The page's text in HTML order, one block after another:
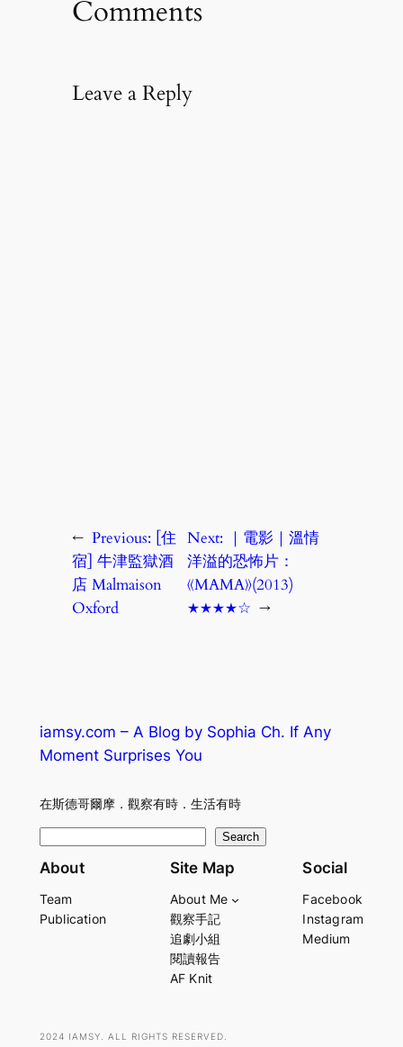
Comments
Leave a Reply
← Previous: [住
宿] 牛津監獄酒
店 Malmaison
Oxford
Next: ｜電影｜溫情
洋溢的恐怖片：
《MAMA》(2013)
★★★★☆ →
iamsy.com – A Blog by Sophia Ch. If Any
Moment Surprises You
在斯德哥爾摩．觀察有時．生活有時
e
r
Search
About
Team
Publication
Site Map
About Me
觀察手記
追劇小組
閱讀報告
AF Knit
Social
Facebook
Instagram
Medium
2024 IAMSY. ALL RIGHTS RESERVED.